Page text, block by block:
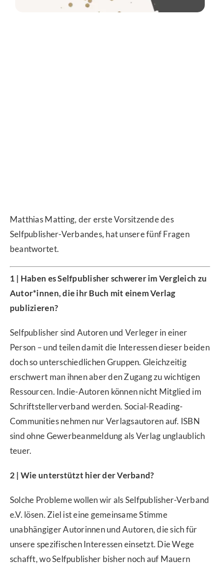
Matthias Matting, der erste Vorsitzende des
Selfpublisher-Verbandes, hat unsere fünf Fragen
beantwortet.
1 | Haben es Selfpublisher schwerer im Vergleich zu
Autor*innen, die ihr Buch mit einem Verlag
publizieren?
Selfpublisher sind Autoren und Verleger in einer
Person – und teilen damit die Interessen dieser beiden
doch so unterschiedlichen Gruppen. Gleichzeitig
erschwert man ihnen aber den Zugang zu wichtigen
Ressourcen. Indie-Autoren können nicht Mitglied im
Schriftstellerverband werden. Social-Reading-
Communities nehmen nur Verlagsautoren auf. ISBN
sind ohne Gewerbeanmeldung als Verlag unglaublich
teuer.
2 | Wie unterstützt hier der Verband?
Solche Probleme wollen wir als Selfpublisher-Verband
e.V. lösen. Ziel ist eine gemeinsame Stimme
unabhängiger Autorinnen und Autoren, die sich für
unsere spezifischen Interessen einsetzt. Die Wege
schafft, wo Selfpublisher bisher noch auf Mauern